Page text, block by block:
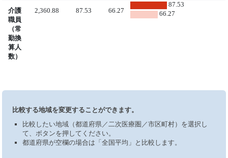
介護
職員
（常
勤換
算人
数）
2,360.88 87.53 66.27
87.53
66.27
比較する地域を変更することができます。
比較したい地域（都道府県／二次医療圏／市区町村）を選択し
て、ボタンを押してください。
都道府県が空欄の場合は「全国平均」と比較します。